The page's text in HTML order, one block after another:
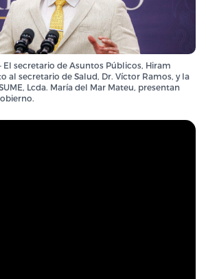
El secretario de Asuntos Públicos, Hiram
al secretario de Salud, Dr. Víctor Ramos, y la
Lcda. María del Mar Mateu, presentan